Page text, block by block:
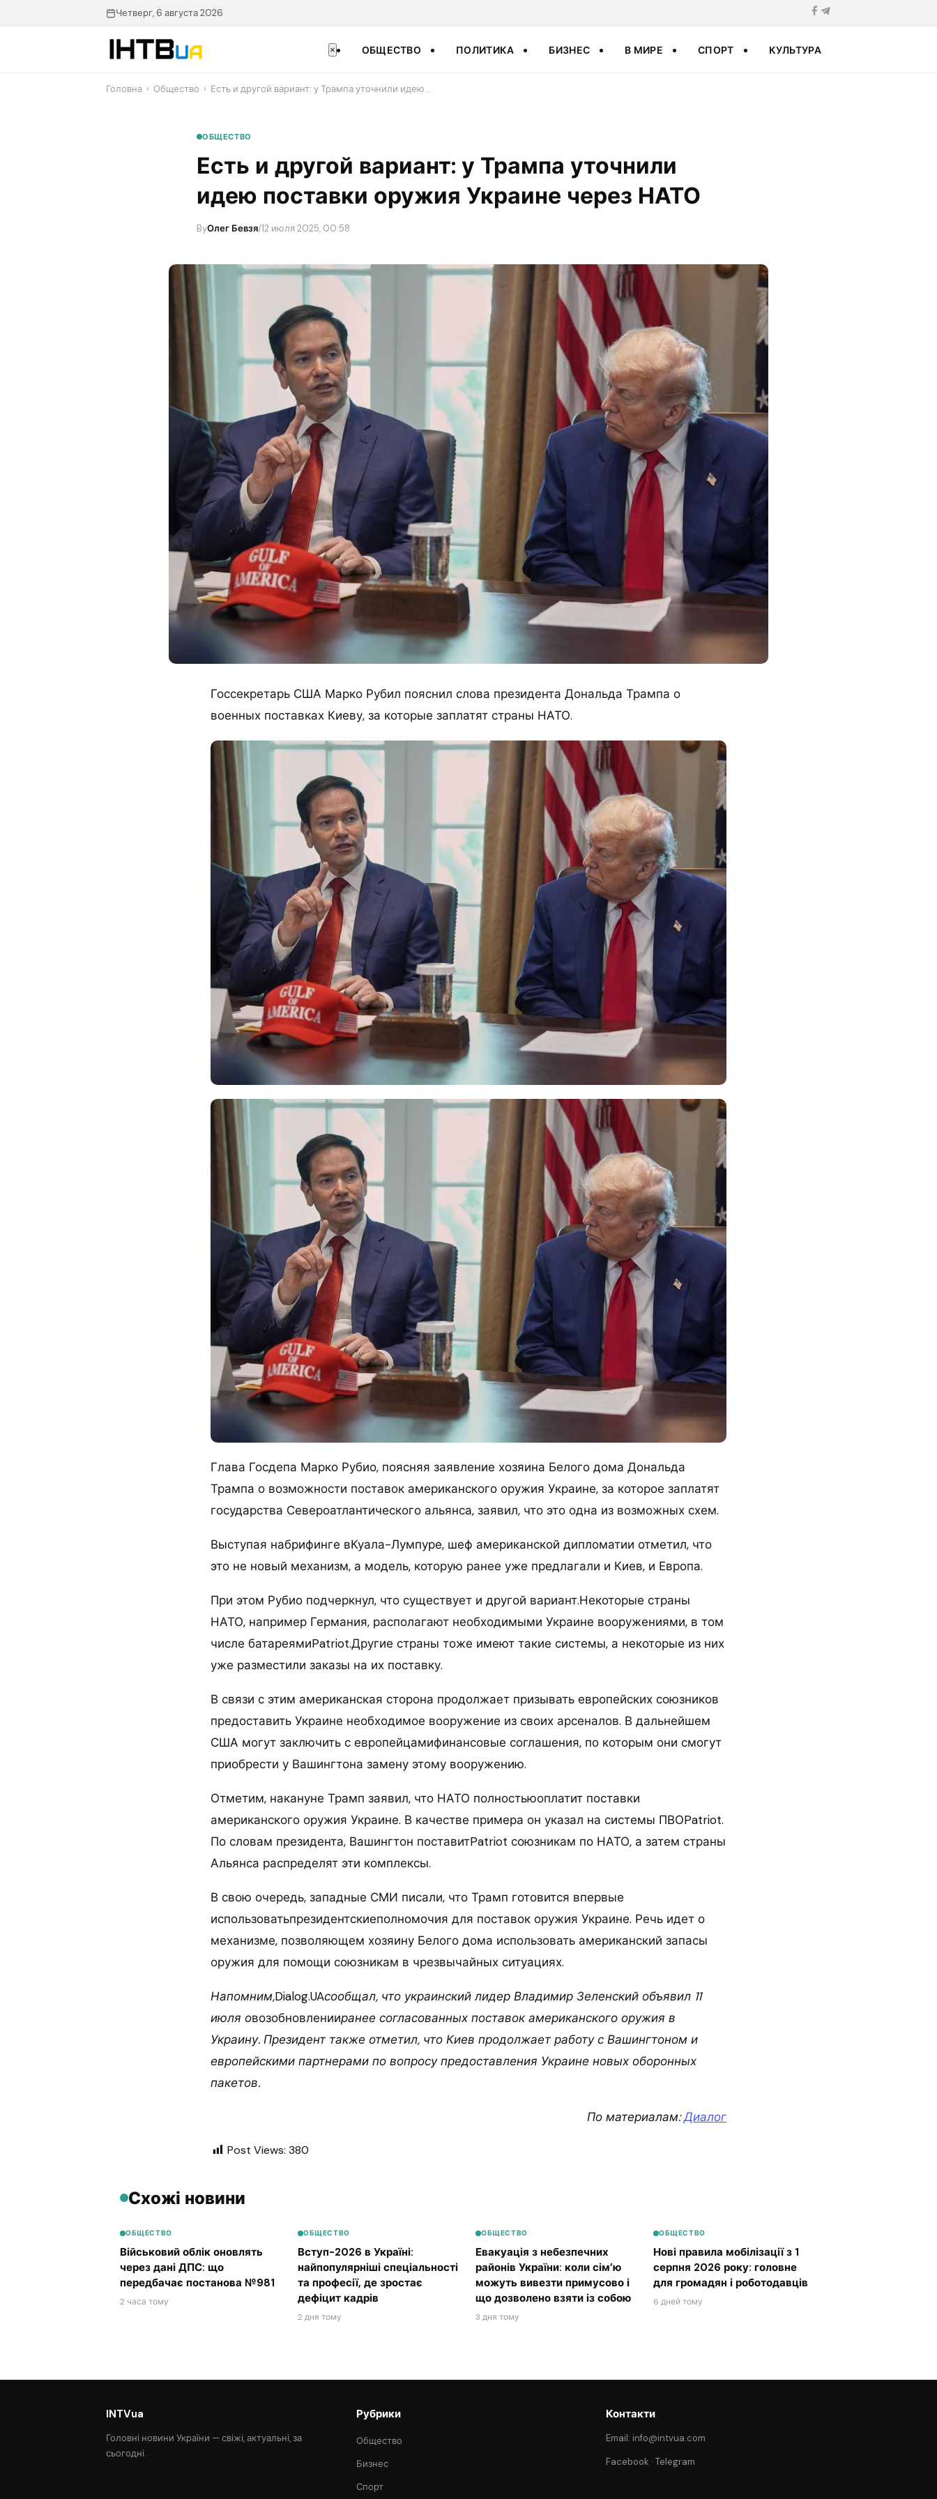
Четверг, 6 августа 2026
× ОБЩЕСТВО ПОЛИТИКА БИЗНЕС В МИРЕ СПОРТ КУЛЬТУРА
Головна › Общество › Есть и другой вариант: у Трампа уточнили идею…
ОБЩЕСТВО
Есть и другой вариант: у Трампа уточнили
идею поставки оружия Украине через НАТО
ByОлег Бевзя/12 июля 2025, 00:58
Госсекретарь США Марко Рубил пояснил слова президента Дональда Трампа о
военных поставках Киеву, за которые заплатят страны НАТО.
Глава Госдепа Марко Рубио, поясняя заявление хозяина Белого дома Дональда
Трампа о возможности поставок американского оружия Украине, за которое заплатят
государства Североатлантического альянса, заявил, что это одна из возможных схем.
Выступая набрифинге вКуала-Лумпуре, шеф американской дипломатии отметил, что
это не новый механизм, а модель, которую ранее уже предлагали и Киев, и Европа.
При этом Рубио подчеркнул, что существует и другой вариант.Некоторые страны
НАТО, например Германия, располагают необходимыми Украине вооружениями, в том
числе батареямиPatriot.Другие страны тоже имеют такие системы, а некоторые из них
уже разместили заказы на их поставку.
В связи с этим американская сторона продолжает призывать европейских союзников
предоставить Украине необходимое вооружение из своих арсеналов. В дальнейшем
США могут заключить с европейцамифинансовые соглашения, по которым они смогут
приобрести у Вашингтона замену этому вооружению.
Отметим, накануне Трамп заявил, что НАТО полностьюоплатит поставки
американского оружия Украине. В качестве примера он указал на системы ПВОPatriot.
По словам президента, Вашингтон поставитPatriot союзникам по НАТО, а затем страны
Альянса распределят эти комплексы.
В свою очередь, западные СМИ писали, что Трамп готовится впервые
использоватьпрезидентскиеполномочия для поставок оружия Украине. Речь идет о
механизме, позволяющем хозяину Белого дома использовать американский запасы
оружия для помощи союзникам в чрезвычайных ситуациях.
Напомним,Dialog.UAсообщал, что украинский лидер Владимир Зеленский объявил 11
июля овозобновленииранее согласованных поставок американского оружия в
Украину. Президент также отметил, что Киев продолжает работу с Вашингтоном и
европейскими партнерами по вопросу предоставления Украине новых оборонных
пакетов.
По материалам:Диалог
Post Views: 380
Схожі новини
ОБЩЕСТВО
Військовий облік оновлять
через дані ДПС: що
передбачає постанова №981
2 часа тому
ОБЩЕСТВО
Вступ-2026 в Україні:
найпопулярніші спеціальності
та професії, де зростає
дефіцит кадрів
2 дня тому
ОБЩЕСТВО
Евакуація з небезпечних
районів України: коли сім’ю
можуть вивезти примусово і
що дозволено взяти із собою
3 дня тому
ОБЩЕСТВО
Нові правила мобілізації з 1
серпня 2026 року: головне
для громадян і роботодавців
6 дней тому
INTVua
Головні новини України — свіжі, актуальні, за
сьогодні.
Рубрики
Общество
Бизнес
Спорт
Контакти
Email: info@intvua.com
Facebook ·Telegram